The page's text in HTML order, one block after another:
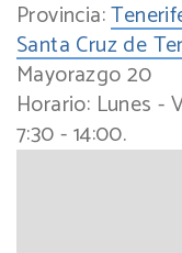
Provincia:
Santa Cruz de
Mayorazgo 20
Horario: Lunes -
7:30 - 14:00.